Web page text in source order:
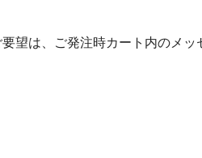
望は、ご発注時カート内のメッ